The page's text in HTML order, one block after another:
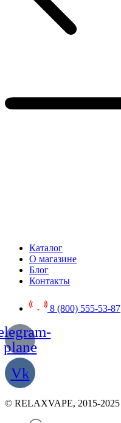
Каталог
О магазине
Блог
Контакты
8 (800) 555-53-87
plane
Vk
© RELAXVAPE, 2015-2025